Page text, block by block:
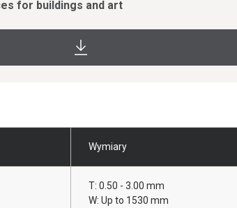
for buildings and art
Wymiary
T: 0.50 - 3.00 mm
W: Up to 1530 mm